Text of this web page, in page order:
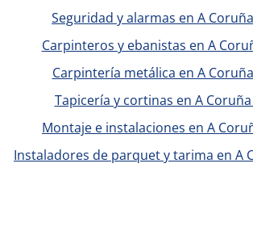
Seguridad y alarmas en A
Carpinteros y ebanistas en A
Carpintería metálica en A
Tapicería y cortinas en A
Montaje e instalaciones en A
Instaladores de parquet y tarima en A